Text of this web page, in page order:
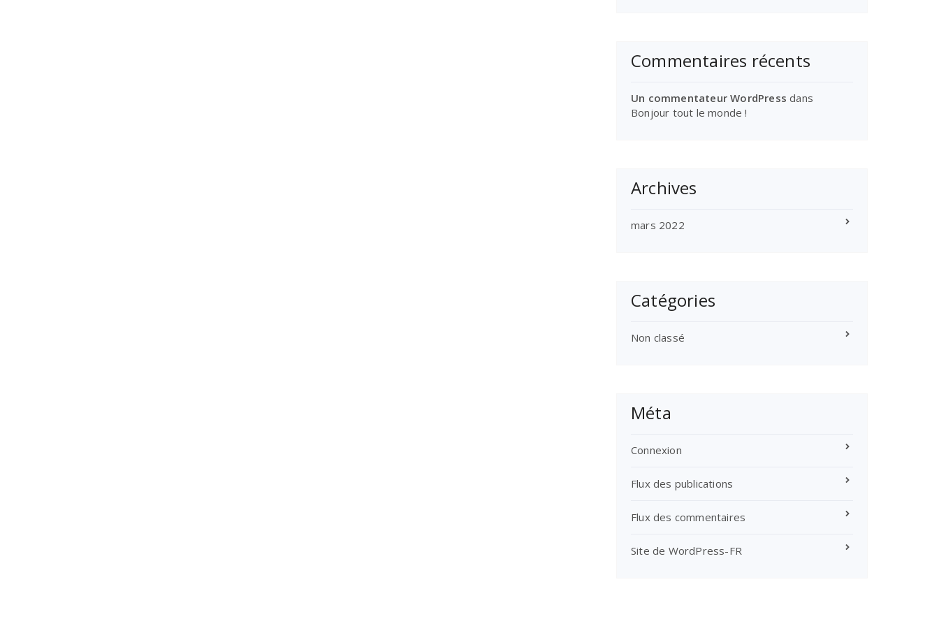
Commentaires récents
Un commentateur WordPress dans
Bonjour tout le monde !
Archives
mars 2022
Catégories
Non classé
Méta
Connexion
Flux des publications
Flux des commentaires
Site de WordPress-FR